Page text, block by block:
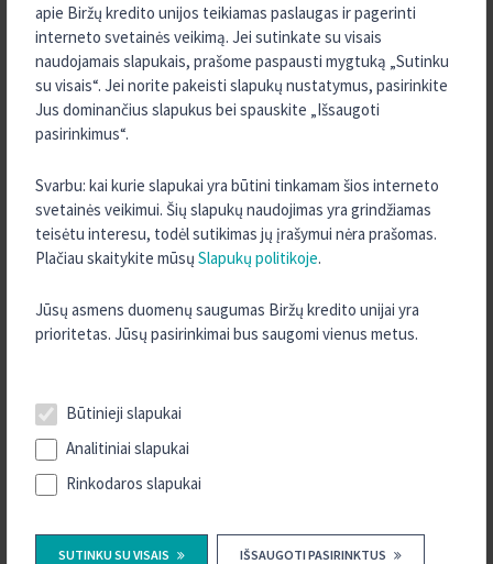
apie Biržų kredito unijos teikiamas paslaugas ir pagerinti
interneto svetainės veikimą. Jei sutinkate su visais
naudojamais slapukais, prašome paspausti mygtuką „Sutinku
su visais“. Jei norite pakeisti slapukų nustatymus, pasirinkite
Jus dominančius slapukus bei spauskite „Išsaugoti
pasirinkimus“.
Svarbu: kai kurie slapukai yra būtini tinkamam šios interneto
svetainės veikimui. Šių slapukų naudojimas yra grindžiamas
teisėtu interesu, todėl sutikimas jų įrašymui nėra prašomas.
Plačiau skaitykite mūsų Slapukų politikoje.
Jūsų asmens duomenų saugumas Biržų kredito unijai yra
prioritetas. Jūsų pasirinkimai bus saugomi vienus metus.
Būtinieji slapukai
Analitiniai slapukai
Rinkodaros slapukai
SUTINKU SU VISAIS IŠSAUGOTI PASIRINKTUS
2024 m. Gegužė
2023 m. Gruodis
2023 m. Rugpjūtis
2023 m. Liepa
2023 m. Birželis
2023 m. Vasaris
2022 m. Gruodis
2022 m. Lapkritis
2022 m. Rugpjūtis
2022 m. Gegužė
2022 m. Vasaris
2022 m. Sausis
2021 m. Gruodis
2021 m. Rugsėjis